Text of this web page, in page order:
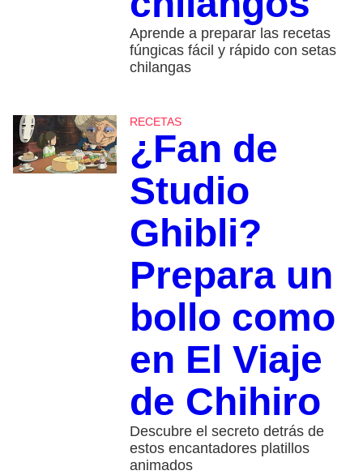
Aprende a preparar las recetas
fúngicas fácil y rápido con setas
chilangas
RECETAS
¿Fan de
Studio
Ghibli?
Prepara un
bollo como
en El Viaje
de Chihiro
Descubre el secreto detrás de
estos encantadores platillos
animados